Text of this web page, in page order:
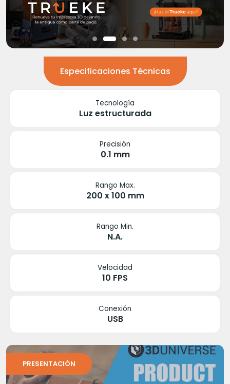
Especificaciones Técnicas
Tecnología
Luz estructurada
Precisión
0.1 mm
Rango Max.
200 x 100 mm
Rango Min.
N.A.
Velocidad
10 FPS
Conexión
USB
PRESENTACIÓN